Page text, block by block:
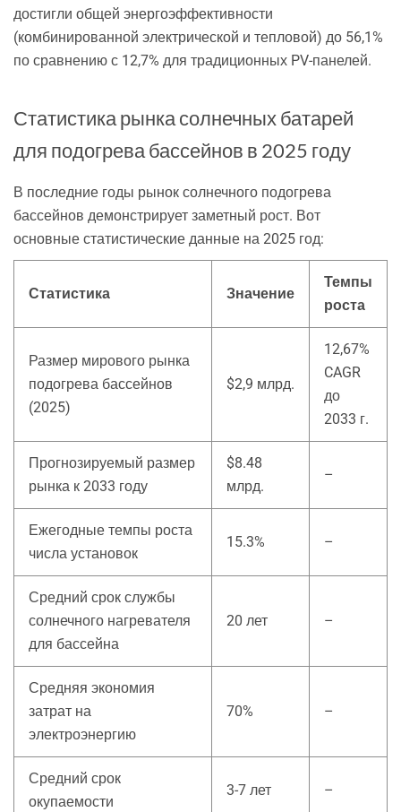
достигли общей энергоэффективности
(комбинированной электрической и тепловой) до 56,1%
по сравнению с 12,7% для традиционных PV-панелей.
Статистика рынка солнечных батарей
для подогрева бассейнов в 2025 году
В последние годы рынок солнечного подогрева
бассейнов демонстрирует заметный рост. Вот
основные статистические данные на 2025 год:
Статистика Значение
Темпы
роста
Размер мирового рынка
подогрева бассейнов
(2025)
$2,9 млрд.
12,67%
CAGR
до
2033 г.
Прогнозируемый размер
рынка к 2033 году
$8.48
млрд.
–
Ежегодные темпы роста
числа установок
15.3% –
Средний срок службы
солнечного нагревателя
для бассейна
20 лет –
Средняя экономия
затрат на
электроэнергию
70% –
Средний срок
окупаемости
3-7 лет –